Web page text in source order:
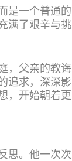
是一个普通的
满了艰辛与挑
，父亲的教诲
追求，深深影
，开始朝着更
思。他一次次